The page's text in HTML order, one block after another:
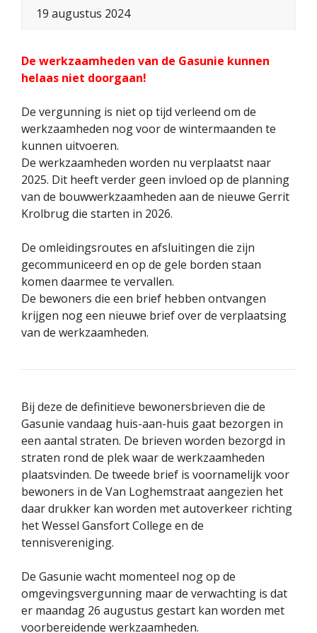
19 augustus 2024
De werkzaamheden van de Gasunie kunnen
helaas niet doorgaan!
De vergunning is niet op tijd verleend om de
werkzaamheden nog voor de wintermaanden te
kunnen uitvoeren.
De werkzaamheden worden nu verplaatst naar
2025. Dit heeft verder geen invloed op de planning
van de bouwwerkzaamheden aan de nieuwe Gerrit
Krolbrug die starten in 2026.
De omleidingsroutes en afsluitingen die zijn
gecommuniceerd en op de gele borden staan
komen daarmee te vervallen.
De bewoners die een brief hebben ontvangen
krijgen nog een nieuwe brief over de verplaatsing
van de werkzaamheden.
Bij deze de definitieve bewonersbrieven die de
Gasunie vandaag huis-aan-huis gaat bezorgen in
een aantal straten. De brieven worden bezorgd in
straten rond de plek waar de werkzaamheden
plaatsvinden. De tweede brief is voornamelijk voor
bewoners in de Van Loghemstraat aangezien het
daar drukker kan worden met autoverkeer richting
het Wessel Gansfort College en de
tennisvereniging.
De Gasunie wacht momenteel nog op de
omgevingsvergunning maar de verwachting is dat
er maandag 26 augustus gestart kan worden met
voorbereidende werkzaamheden.